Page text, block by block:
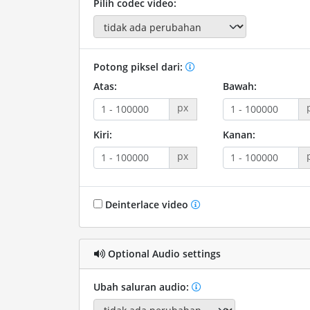
Pilih codec video:
Potong piksel dari:
Atas:
px
Bawah:
Kiri:
px
Kanan:
Deinterlace video
Optional Audio settings
Ubah saluran audio: